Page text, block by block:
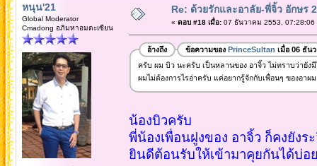
หนุน'21
Global Moderator
Cmadong อภิมหาอมตะเซียน
Re: ด้วยรักและอาลัย-พี่จิ้ว อักษร
« ตอบ #18 เมื่อ:07 ธันวาคม 2553, 07:28:06
อ้างถึง ข้อความของ PrinceSultan เมื่อ 06 ธัน
ครับ ผม บิว นะครับ เป็นหลานของ อาจิ้ว ไม่ทราบว่ายัง
ผมไม่ต้องการไรอ่าครับ แค่อยากรู้จักกับเพื่อนๆ ของอาผ
น้องบิวครับ
พี่น้องเพื่อนฝูงของ อาจิ้ว ก็คงยัง
ยินดีต้อนรับให้เข้ามาคุยกันได้บ่อ